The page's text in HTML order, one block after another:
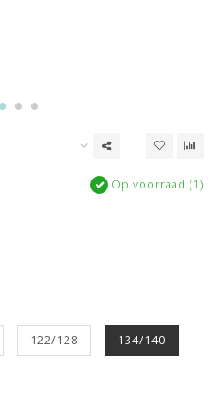
Op voorraad (1)
122/128 134/140